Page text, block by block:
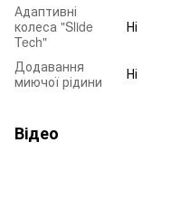
Адаптивні
колеса "Slide
Tech"
Ні
Додавання
миючої рідини
Ні
Відео